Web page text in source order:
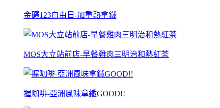
金礦123自由日-加重熱拿鐵
MOS大立站前店-早餐雞肉三明治和熱紅茶
握咖啡-亞洲風味拿鐵GOOD!!